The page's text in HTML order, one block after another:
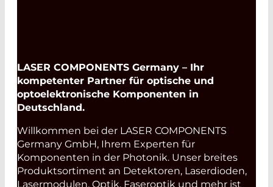
LASER COMPONENTS Germany – Ihr
kompetenter Partner für optische und
optoelektronische Komponenten in
Deutschland.
Willkommen bei der LASER COMPONENTS
Germany GmbH, Ihrem Experten für
Komponenten in der Photonik. Unser breites
Produktsortiment an Detektoren, Laserdioden,
Lasermodulen, Optik, Faseroptik und mehr ist